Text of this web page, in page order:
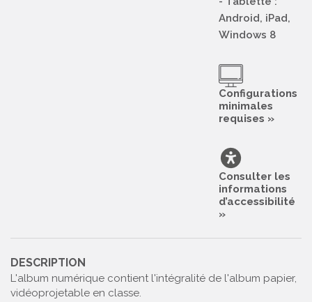
Android, iPad,
Windows 8
Configurations
minimales
requises »
Consulter les
informations
d’accessibilité
»
DESCRIPTION
L'album numérique contient l'intégralité de l'album papier,
vidéoprojetable en classe.